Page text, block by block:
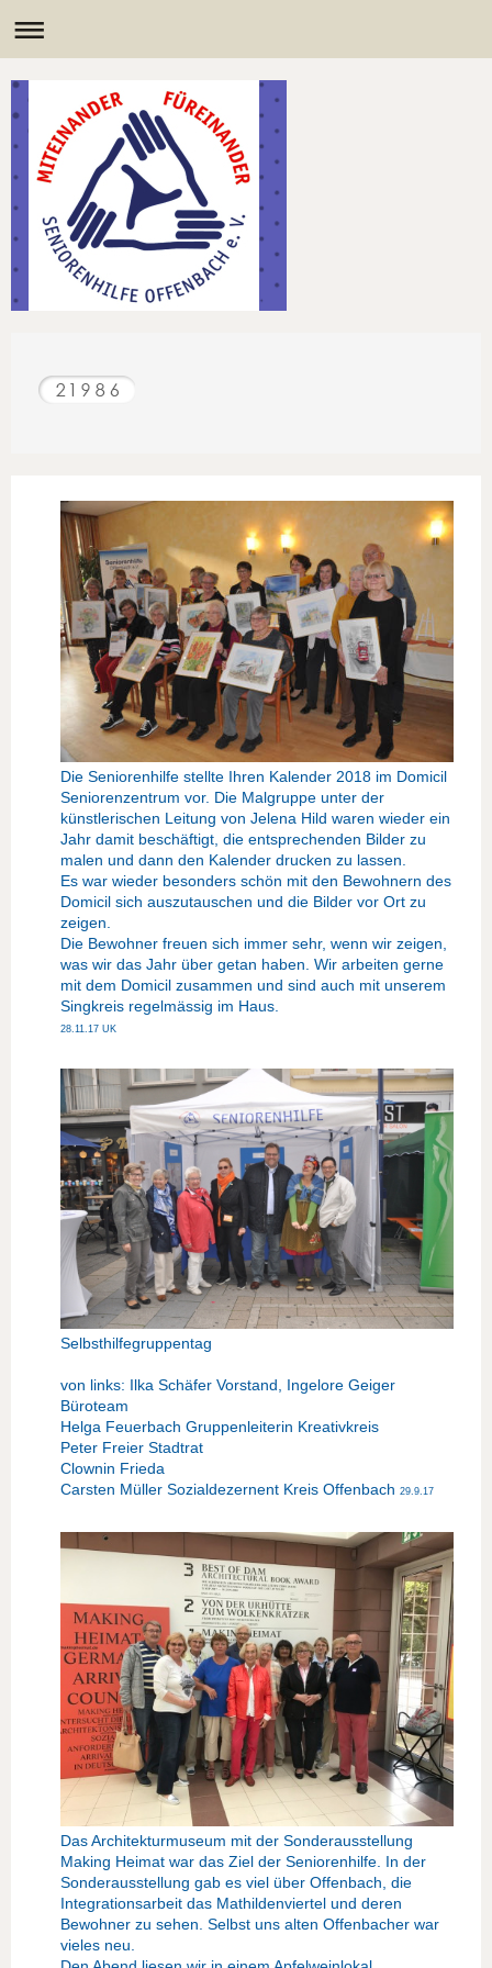
Die Seniorenhilfe stellte Ihren Kalender 2018 im Domicil
Seniorenzentrum vor. Die Malgruppe unter der
künstlerischen Leitung von Jelena Hild waren wieder ein
Jahr damit beschäftigt, die entsprechenden Bilder zu
malen und dann den Kalender drucken zu lassen.
Es war wieder besonders schön mit den Bewohnern des
Domicil sich auszutauschen und die Bilder vor Ort zu
zeigen.
Die Bewohner freuen sich immer sehr, wenn wir zeigen,
was wir das Jahr über getan haben. Wir arbeiten gerne
mit dem Domicil zusammen und sind auch mit unserem
Singkreis regelmässig im Haus.
28.11.17 UK
Selbsthilfegruppentag
von links: Ilka Schäfer Vorstand, Ingelore Geiger
Büroteam
Helga Feuerbach Gruppenleiterin Kreativkreis
Peter Freier Stadtrat
Clownin Frieda
Carsten Müller Sozialdezernent Kreis Offenbach 29.9.17
Das Architekturmuseum mit der Sonderausstellung
Making Heimat war das Ziel der Seniorenhilfe. In der
Sonderausstellung gab es viel über Offenbach, die
Integrationsarbeit das Mathildenviertel und deren
Bewohner zu sehen. Selbst uns alten Offenbacher war
vieles neu.